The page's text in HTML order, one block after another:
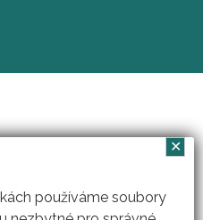
51.0007)
používáme soubory
✕